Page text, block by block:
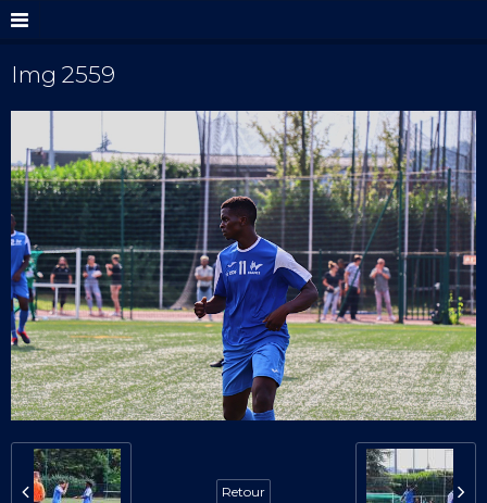
Img 2559
Retour